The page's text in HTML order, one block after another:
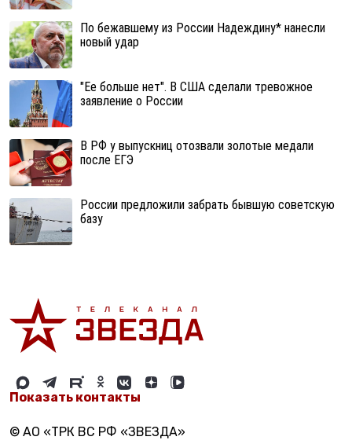
По бежавшему из России Надеждину* нанесли
новый удар
"Ее больше нет". В США сделали тревожное
заявление о России
В РФ у выпускниц отозвали золотые медали
после ЕГЭ
России предложили забрать бывшую советскую
базу
Показать контакты
© АО «ТРК ВС РФ «ЗВЕЗДА»